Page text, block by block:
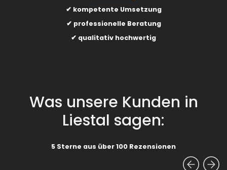
✔ kompetente Umsetzung
✔ professionelle Beratung
✔ qualitativ hochwertig
Was unsere Kunden in
Liestal sagen:
5 Sterne aus über 100 Rezensionen